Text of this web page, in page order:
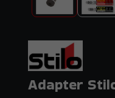
Adapter